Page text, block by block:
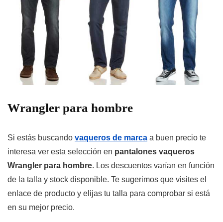
Wrangler para hombre
Si estás buscando vaqueros de marca a buen precio te
interesa ver esta selección en pantalones vaqueros
Wrangler para hombre. Los descuentos varían en función
de la talla y stock disponible. Te sugerimos que visites el
enlace de producto y elijas tu talla para comprobar si está
en su mejor precio.